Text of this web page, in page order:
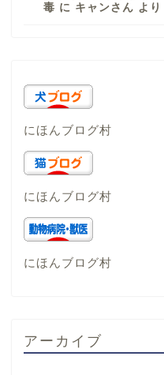
毒 に キャンさん より
にほんブログ村
にほんブログ村
にほんブログ村
アーカイブ